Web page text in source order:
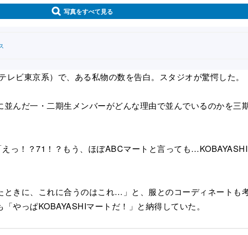
写真をすべて見る
ビ東京系）で、ある私物の数を告白。スタジオが驚愕した。
んだ一・二期生メンバーがどんな理由で並んでいるのかを三
っ！？71！？もう、ほぼABCマートと言っても
きに、これに合うのはこれ…」と、服とのコーディネートも
やっぱKOBAYASHIマートだ！」と納得していた。